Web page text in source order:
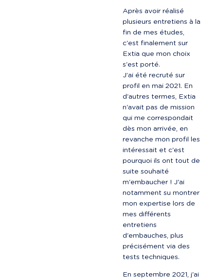
Après avoir réalisé
plusieurs entretiens à la
fin de mes études,
c'est finalement sur
Extia que mon choix
s'est porté.
J’ai été recruté sur
profil en mai 2021. En
d'autres termes, Extia
n'avait pas de mission
qui me correspondait
dès mon arrivée, en
revanche mon profil les
intéressait et c'est
pourquoi ils ont tout de
suite souhaité
m'embaucher ! J'ai
notamment su montrer
mon expertise lors de
mes différents
entretiens
d'embauches, plus
précisément via des
tests techniques.
En septembre 2021, j'ai